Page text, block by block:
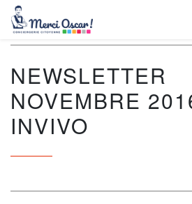
NEWSLETTER
NOVEMBRE
INVIVO